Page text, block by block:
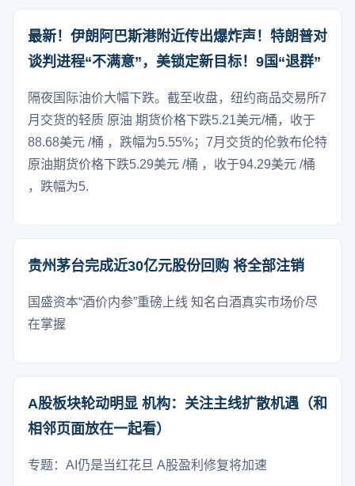
最新！伊朗阿巴斯港附近传出爆炸声！特朗普对
谈判进程“不满意”，美锁定新目标！9国“退群”
隔夜国际油价大幅下跌。截至收盘，纽约商品交易所7
月交货的轻质 原油 期货价格下跌5.21美元/桶，收于
88.68美元 /桶 ，跌幅为5.55%；7月交货的伦敦布伦特
原油期货价格下跌5.29美元 /桶 ，收于94.29美元 /桶
，跌幅为5.
贵州茅台完成近30亿元股份回购 将全部注销
国盛资本“酒价内参”重磅上线 知名白酒真实市场价尽
在掌握
A股板块轮动明显 机构：关注主线扩散机遇（和
相邻页面放在一起看）
专题：AI仍是当红花旦 A股盈利修复将加速